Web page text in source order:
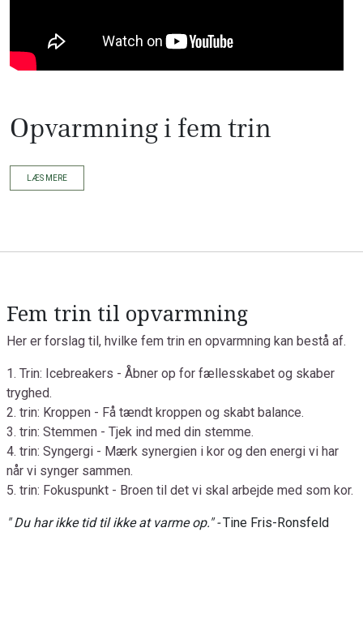
Opvarmning i fem trin
LÆS MERE
Fem trin til opvarmning
Her er forslag til, hvilke fem trin en opvarmning kan bestå af.
1. Trin: Icebreakers - Åbner op for fællesskabet og skaber
tryghed.
2. trin: Kroppen - Få tændt kroppen og skabt balance.
3. trin: Stemmen - Tjek ind med din stemme.
4. trin: Syngergi - Mærk synergien i kor og den energi vi har
når vi synger sammen.
5. trin: Fokuspunkt - Broen til det vi skal arbejde med som kor.
" Du har ikke tid til ikke at varme op." -Tine Fris-Ronsfeld